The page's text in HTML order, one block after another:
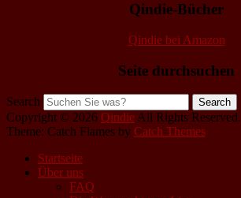
Qindie-Bücher
Qindie bei Amazon
Seite durchsuchen
Search
Copyright © 2026 Qindie All Rights Reserved.
Theme: Catch Flames by Catch Themes
Startseite
Über uns
FAQ